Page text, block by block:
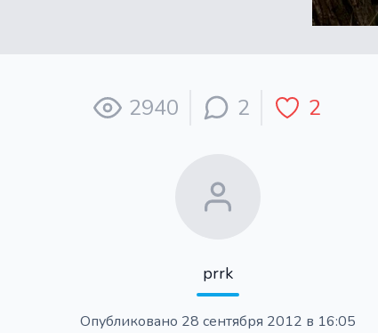
2940 2 2
prrk
Опубликовано 28 сентября 2012 в 16:05